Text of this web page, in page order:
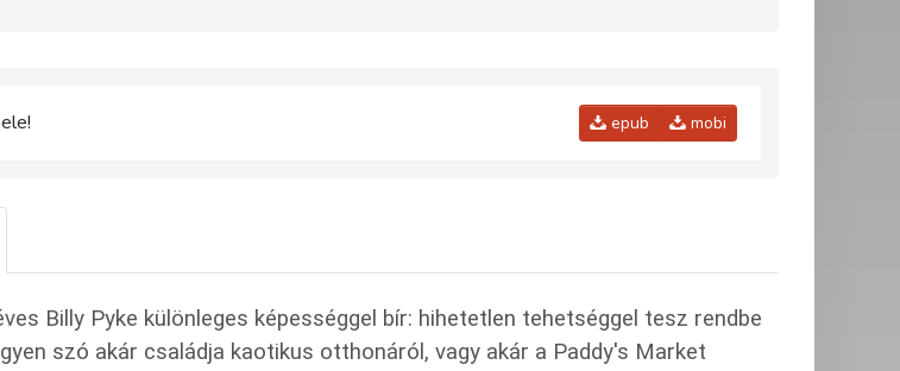
epub mobi
Billy Pyke különleges képességgel bír: hihetetlen tehetséggel tesz rendbe
szó akár családja kaotikus otthonáról, vagy akár a Paddy's Market